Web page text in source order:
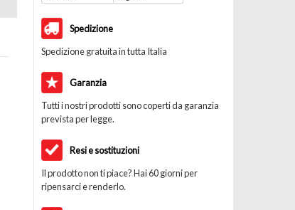
Spedizione
Spedizione gratuita in tutta Italia
Garanzia
Tutti i nostri prodotti sono coperti da garanzia
prevista per legge.
Resi e sostituzioni
Il prodotto non ti piace? Hai 60 giorni per
ripensarci e renderlo.